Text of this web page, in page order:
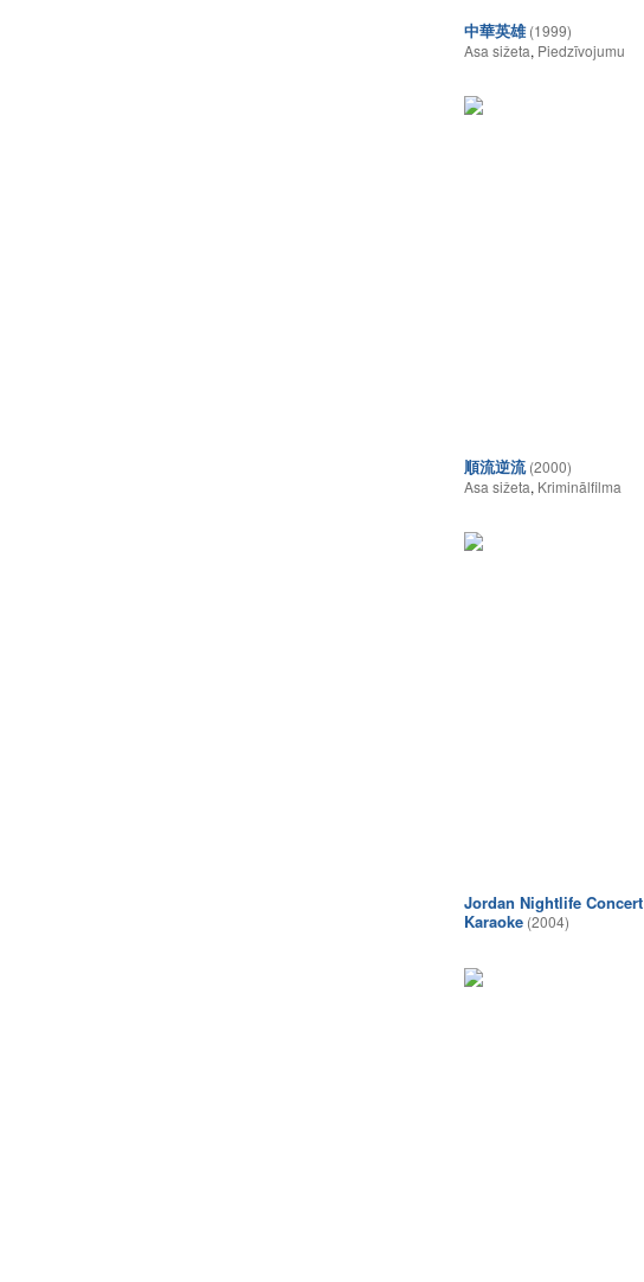
中華英雄 (1999)
Asa sižeta, Piedzīvojumu
順流逆流 (2000)
Asa sižeta, Kriminālfilma
Jordan Nightlife Concert
Karaoke (2004)